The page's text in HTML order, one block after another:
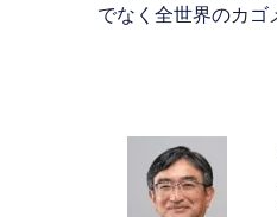
でなく全世界のカゴ